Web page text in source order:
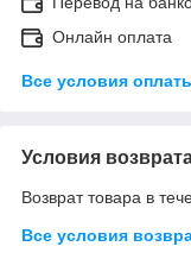
Онлайн оплата
Все условия
Условия
Возврат товара в
Все условия